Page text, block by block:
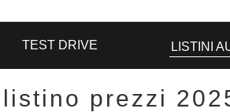
TEST DRIVE LISTINI
prezzi